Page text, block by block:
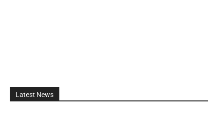
Latest News